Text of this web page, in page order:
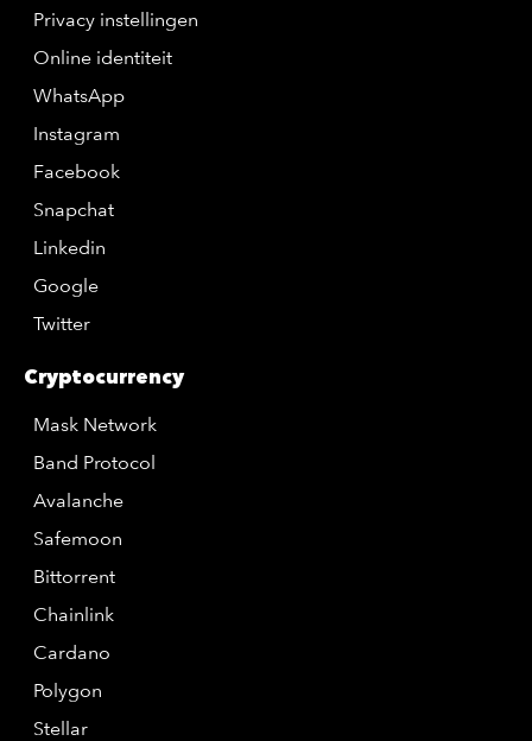
Privacy instellingen
Online identiteit
WhatsApp
Instagram
Facebook
Snapchat
Linkedin
Google
Twitter
Cryptocurrency
Mask Network
Band Protocol
Avalanche
Safemoon
Bittorrent
Chainlink
Cardano
Polygon
Stellar